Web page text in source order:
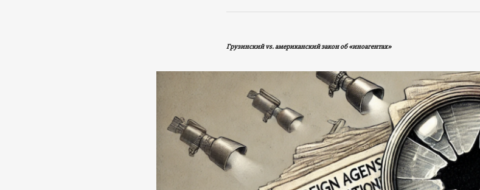
Грузинский vs. американский закон об «иноагентах»